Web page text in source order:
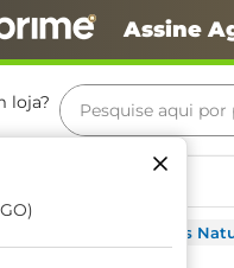
Assine
loja? Pesquise aqui
Granola Ws
Termos mais